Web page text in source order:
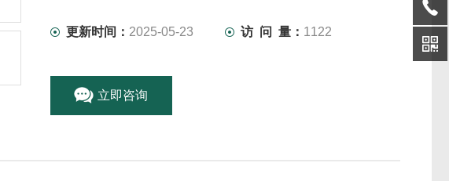
更新时间： 2025-05-23 访 问 量： 1122
立即咨询